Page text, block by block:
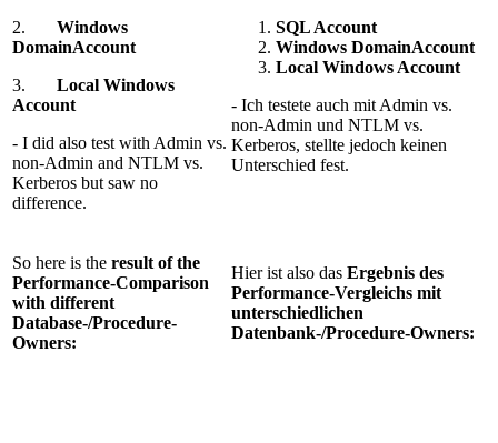
2. Windows
DomainAccount
3. Local Windows
Account
- I did also test with Admin vs.
non-Admin and NTLM vs.
Kerberos but saw no
difference.
SQL Account
Windows DomainAccount
Local Windows Account
- Ich testete auch mit Admin vs.
non-Admin und NTLM vs.
Kerberos, stellte jedoch keinen
Unterschied fest.
So here is the result of the
Performance-Comparison
with different
Database-/Procedure-
Owners:
Hier ist also das Ergebnis des
Performance-Vergleichs mit
unterschiedlichen
Datenbank-/Procedure-Owners: